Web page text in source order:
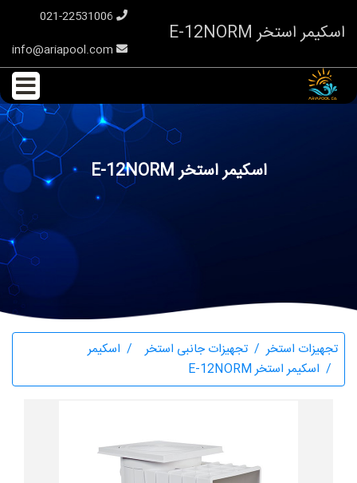
اسکیمر استخر E-12NORM
اسکیمر استخر E-12NORM
تجهیزات استخر تجهیزات جانبی استخر
اسکیمر
اسکیمر استخر E-12NORM